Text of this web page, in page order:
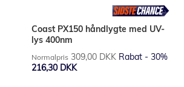
Coast PX150 håndlygte med UV-
lys 400nm
Normalpris 309,00 DKK Rabat - 30%
Tilbudspris
216,30 DKK